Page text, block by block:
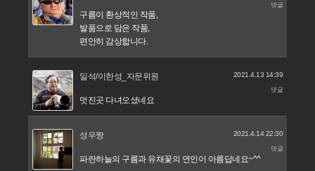
댓글
구름이 환상적인 작품,
발품으로 담은 작품,
편안히 감상합니다.
일석/이한성_자문위원 2021.4.13 14:39
댓글
멋진곳 다녀오셨네요
성우짱 2021.4.14 22:30
댓글
파란하늘의 구름과 유채꽃의 연인이 아름답네요~^^